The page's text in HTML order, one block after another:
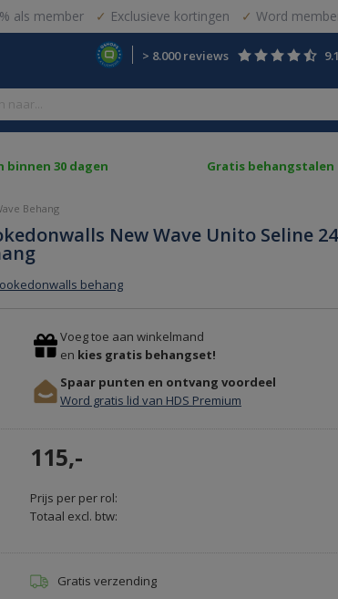
als member Exclusieve kortingen Word
> 8.000 reviews
30 dagen Gratis behangstalen
Behang
New Wave Unito Seline
behang
Voeg toe aan winkelmand
en kies gratis behangset!
Spaar punten en ontvang voordeel
Word gratis lid van HDS Premium
115,-
Prijs per per rol:
Totaal excl. btw:
Gratis verzending